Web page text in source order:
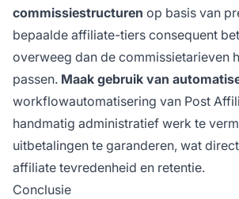
commissiestructuren op basis van
bepaalde affiliate-tiers consequent
overweeg dan de commissietarieven
passen. Maak gebruik van
workflowautomatisering van Post
handmatig administratief werk te
uitbetalingen te garanderen, wat
affiliate tevredenheid en retentie.
Conclusie